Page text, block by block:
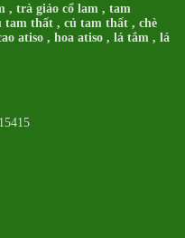
,trà giảo cổ lam ,tam
tam thất ,củ tam thất ,chè
atiso ,hoa atiso ,lá tắm ,lá